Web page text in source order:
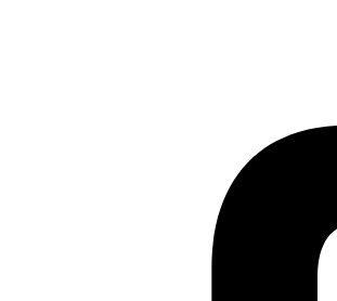
reflexiones con las personas que han
directas de estos movimientos en las